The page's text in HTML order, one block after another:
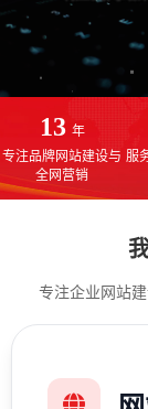
13 年
专注品牌网站建设与
全网营销
服
专注企业网站